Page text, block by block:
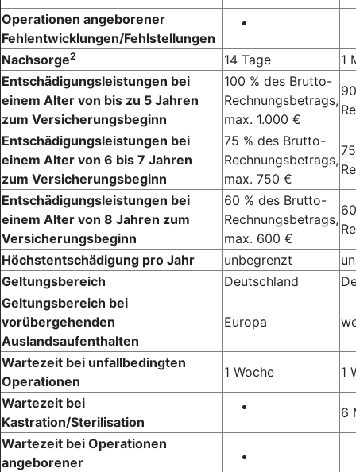
Operationen angeborener
Fehlentwicklungen/Fehlstellungen
Nachsorge2 14 Tage
1
Entschädigungsleistungen bei
einem Alter von bis zu 5 Jahren
zum Versicherungsbeginn
100 % des Brutto-
Rechnungsbetrags,
max. 1.000 €
Entschädigungsleistungen bei
einem Alter von 6 bis 7 Jahren
zum Versicherungsbeginn
75 % des Brutto-
Rechnungsbetrags,
max. 750 €
Entschädigungsleistungen bei
einem Alter von 8 Jahren zum
Versicherungsbeginn
60 % des Brutto-
Rechnungsbetrags,
max. 600 €
Höchstentschädigung pro Jahr
unbegrenzt
Geltungsbereich
Deutschland
Geltungsbereich bei
vorübergehenden
Auslandsaufenthalten
Europa
Wartezeit bei unfallbedingten
Operationen
1 Woche
1
Wartezeit bei
Kastration/Sterilisation
6
Wartezeit bei Operationen
angeborener